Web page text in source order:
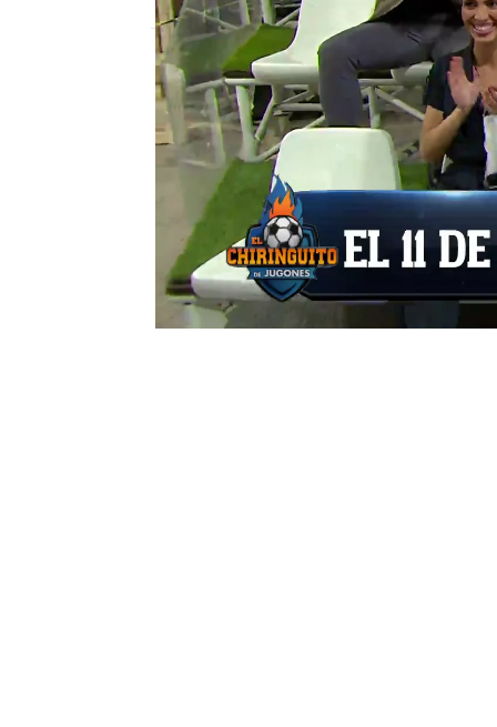
El Chiringuito
Madrid
Publicado:01 de octubre de 2021, 02:40
El Chiringuito de Mega Josep